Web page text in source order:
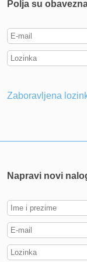
Polja su
Zaboravljena
Napravi novi